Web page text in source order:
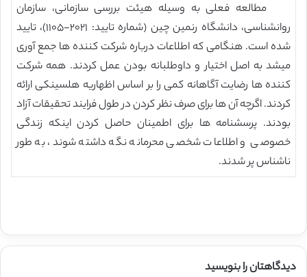
مطالعه فعلی به وسیله هیئت بررسی سازمانی، سازمان
روانشناسی، دانشگاه رنمین چین (شماره تایید: ۲۰۲۱-۱۱۰۵)، تایید
شده است. هنگامی که اطلاعات درباره شرکت کننده ها جمع آوری
میشد به اصل اختیار و داوطلبانه بودن عمل کردند. همه شرکت
کننده ها رضایت آگاهانه کمی را بر اساس اظهاریه هلسینکی ارائه
کردند. اگرچه آن ها برای صرف نظر کردن در طول فرایند تحقیقات آزاد
بودند. پرسشنامه ها برای اطمینان حاصل کردن اینکه زندگی
خصوصی و اطلاعات شخصی محرمانه نگه داشته شوند، به طور
ناشناس پر شدند.
دیدگاهتان را بنویسید